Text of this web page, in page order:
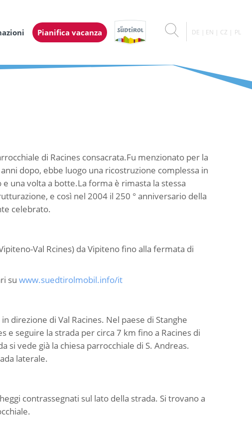
Pianifica vacanza DE EN CZ PL
di Racines consacrata.Fu menzionato per la
dopo, ebbe luogo una ricostruzione complessa in
una volta a botte.La forma è rimasta la stessa
e così nel 2004 il 250 ° anniversario della
celebrato.
Val Rcines) da Vipiteno fino alla fermata di
su www.suedtirolmobil.info/it
direzione di Val Racines. Nel paese di Stanghe
e seguire la strada per circa 7 km fino a Racines di
si vede già la chiesa parrocchiale di S. Andreas.
laterale.
contrassegnati sul lato della strada. Si trovano a